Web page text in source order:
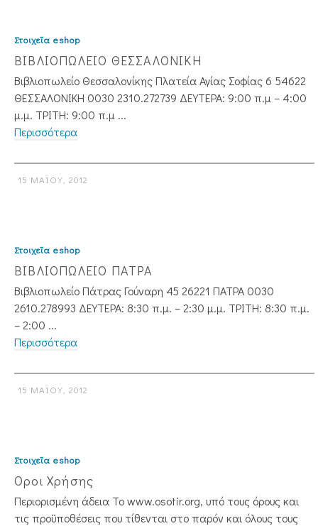
Στοιχεῖα eshop
ΒΙΒΛΙΟΠΩΛΕΙΟ ΘΕΣΣΑΛΟΝΙΚΗ
Βιβλιοπωλείο Θεσσαλονίκης Πλατεία Αγίας Σοφίας 6 54622
ΘΕΣΣΑΛΟΝΙΚΗ 0030 2310.272739 ΔΕΥΤΕΡΑ: 9:00 π.μ – 4:00
μ.μ. ΤΡΙΤΗ: 9:00 π.μ ...
Περισσότερα
15 ΜΑΪ́ΟΥ, 2012
Στοιχεῖα eshop
ΒΙΒΛΙΟΠΩΛΕΙΟ ΠΑΤΡΑ
Βιβλιοπωλείο Πάτρας Γούναρη 45 26221 ΠΑΤΡΑ 0030
2610.278993 ΔΕΥΤΕΡΑ: 8:30 π.μ. – 2:30 μ.μ. ΤΡΙΤΗ: 8:30 π.μ.
– 2:00 ...
Περισσότερα
15 ΜΑΪ́ΟΥ, 2012
Στοιχεῖα eshop
Οροι Χρήσης
Περιορισμένη άδεια Το www.osotir.org, υπό τους όρους και
τις προϋποθέσεις που τίθενται στο παρόν και όλους τους